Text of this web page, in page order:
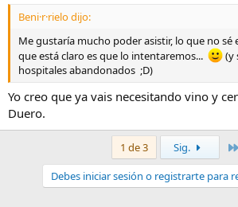
Beni·r·rielo dijo:
Me gustaría mucho poder asistir, lo que no sé
que está claro es que lo intentaremos...
(y
hospitales abandonados ;D)
Yo creo que ya vais necesitando vino y
Duero.
1 de 3 Sig.
Debes iniciar sesión o registrarte para